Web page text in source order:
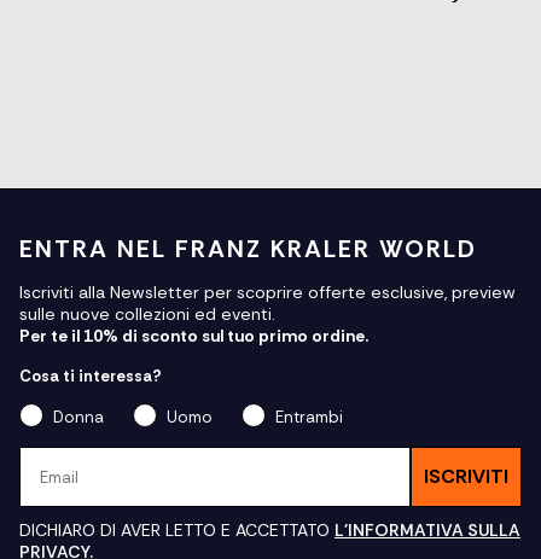
ENTRA NEL FRANZ KRALER WORLD
Iscriviti alla Newsletter per scoprire offerte esclusive, preview
sulle nuove collezioni ed eventi.
Per te il 10% di sconto sul tuo primo ordine.
Cosa ti interessa?
Donna
Uomo
Entrambi
ISCRIVITI
DICHIARO DI AVER LETTO E ACCETTATO L'INFORMATIVA SULLA
PRIVACY.